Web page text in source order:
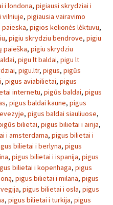
i londona, pigiausi skrydziai i
vilniuje, pigiausia vairavimo
, pigios kelionės lėktuvu,
, pigiu skrydziu bendrove, pigiu
paieška, pigiu skrydziu
, pigu lt baldai, pigu lt
, pigu.ltr, pigus, pigūs
, pigus aviabilietai, pigus
internetu, pigūs baldai, pigus
, pigus baldai kaune, pigus
, pigus baldai siauliuose,
bilietai, pigus bilietai i airija,
i amsterdama, pigus bilietai i
bilietai i berlyna, pigus
, pigus bilietai i ispanija, pigus
bilietai i kopenhaga, pigus
, pigus bilietai i milana, pigus
, pigus bilietai i osla, pigus
, pigus bilietai i turkija, pigus